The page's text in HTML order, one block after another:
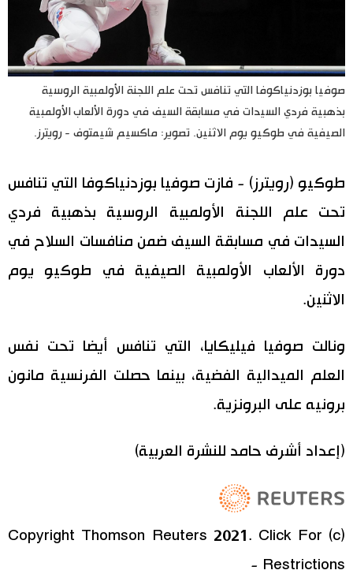
تجارب وآراء
سياسة
اقتصاد
مجتمع
ثقافة
لايف ستايل
طوكيو
إعلان
موسوعة اليابان
هو وهي
المطبخ الياباني
تواصل معنا
صوفيا بوزدنياكوفا التي تنافس تحت علم اللجنة الأولمبية الروسية
بذهبية فردي السيدات في مسابقة السيف في دورة الألعاب الأولمبية
الصيفية في طوكيو يوم الاثنين. تصوير: ماكسيم شيمتوف - رويترز.
طوكيو (رويترز) - فازت صوفيا بوزدنياكوفا التي تنافس
تحت علم اللجنة الأولمبية الروسية بذهبية فردي
السيدات في مسابقة السيف ضمن منافسات السلاح في
دورة الألعاب الأولمبية الصيفية في طوكيو يوم
الاثنين.
ونالت صوفيا فيليكايا، التي تنافس أيضا تحت نفس
العلم الميدالية الفضية، بينما حصلت الفرنسية مانون
برونيه على البرونزية.
(إعداد أشرف حامد للنشرة العربية)
(c) Copyright Thomson Reuters 2021. Click For
Restrictions -